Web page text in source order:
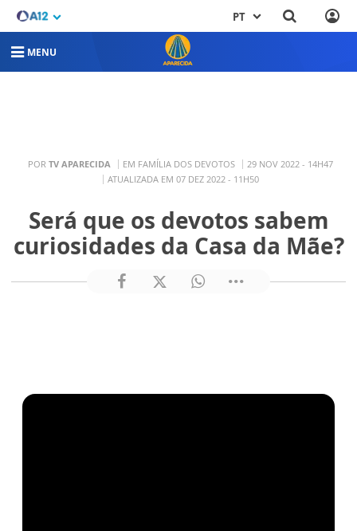
PT
MENU
POR TV APARECIDA EM FAMÍLIA DOS DEVOTOS
29 NOV 2022 - 14H47
ATUALIZADA EM 07 DEZ 2022 - 11H50
Será que os devotos sabem
curiosidades da Casa da Mãe?